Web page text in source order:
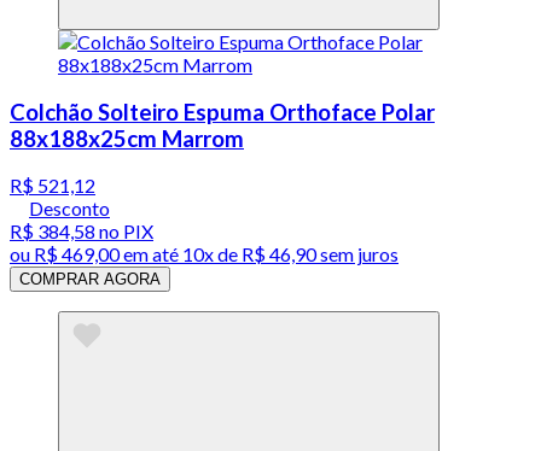
Colchão Solteiro Espuma Orthoface Polar
88x188x25cm Marrom
R$ 521,12
Desconto
R$ 384,58 no PIX
ou R$ 469,00em até 10x de R$ 46,90 sem juros
COMPRAR AGORA